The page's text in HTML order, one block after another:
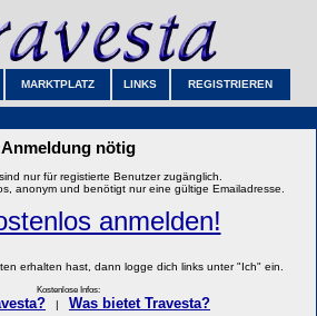
MARKTPLATZ LINKS REGISTRIEREN
Anmeldung nötig
nur für registierte Benutzer zugänglich.
anonym und benötigt nur eine gültige Emailadresse.
anmelden!
erhalten hast, dann logge dich links unter "Ich" ein.
Kostenlose Infos:
Was bietet Travesta?